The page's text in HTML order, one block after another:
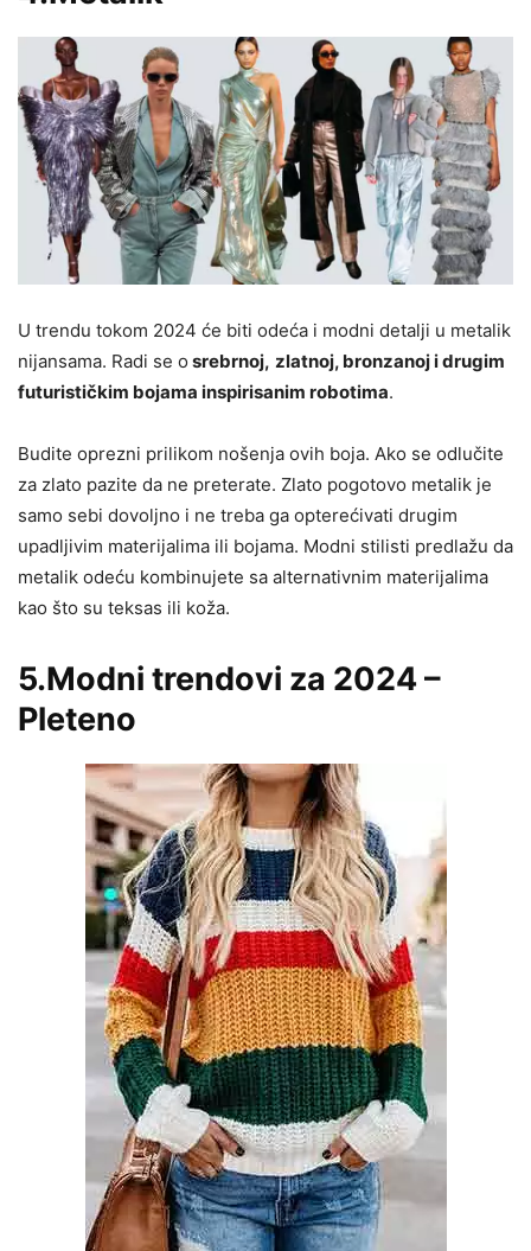
U trendu tokom 2024 će biti odeća i modni detalji u metalik
nijansama. Radi se o srebrnoj, zlatnoj, bronzanoj i drugim
futurističkim bojama inspirisanim robotima.
Budite oprezni prilikom nošenja ovih boja. Ako se odlučite
za zlato pazite da ne preterate. Zlato pogotovo metalik je
samo sebi dovoljno i ne treba ga opterećivati drugim
upadljivim materijalima ili bojama. Modni stilisti predlažu da
metalik odeću kombinujete sa alternativnim materijalima
kao što su teksas ili koža.
5.Modni trendovi za 2024 –
Pleteno